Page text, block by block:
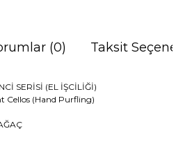
(0) Taksit
SERİSİ (EL İŞCİLİĞİ)
Cellos (Hand Purfling)